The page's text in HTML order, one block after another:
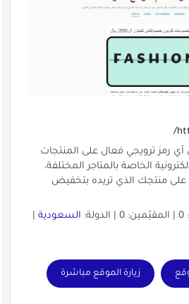
رمز ترويجي فعال على المنتجات
الخاصة بالمتاجر المختلفة،
منتجك الذي تريده بتخفيض
السعودية|
زيارة الموقع مباشرة